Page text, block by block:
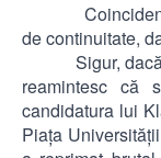
Coincidenţă.
de continuitate,
Sigur, dacă
reamintesc că
candidatura lui
Piaţa